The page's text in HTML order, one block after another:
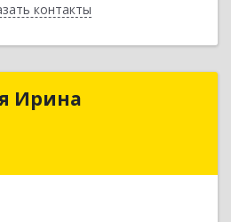
контакты
Назад
Ирина
Вербицкая Ирина